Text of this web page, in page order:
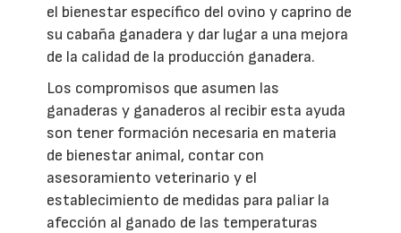
el bienestar específico del ovino y caprino de
su cabaña ganadera y dar lugar a una mejora
de la calidad de la producción ganadera.
Los compromisos que asumen las
ganaderas y ganaderos al recibir esta ayuda
son tener formación necesaria en materia
de bienestar animal, contar con
asesoramiento veterinario y el
establecimiento de medidas para paliar la
afección al ganado de las temperaturas